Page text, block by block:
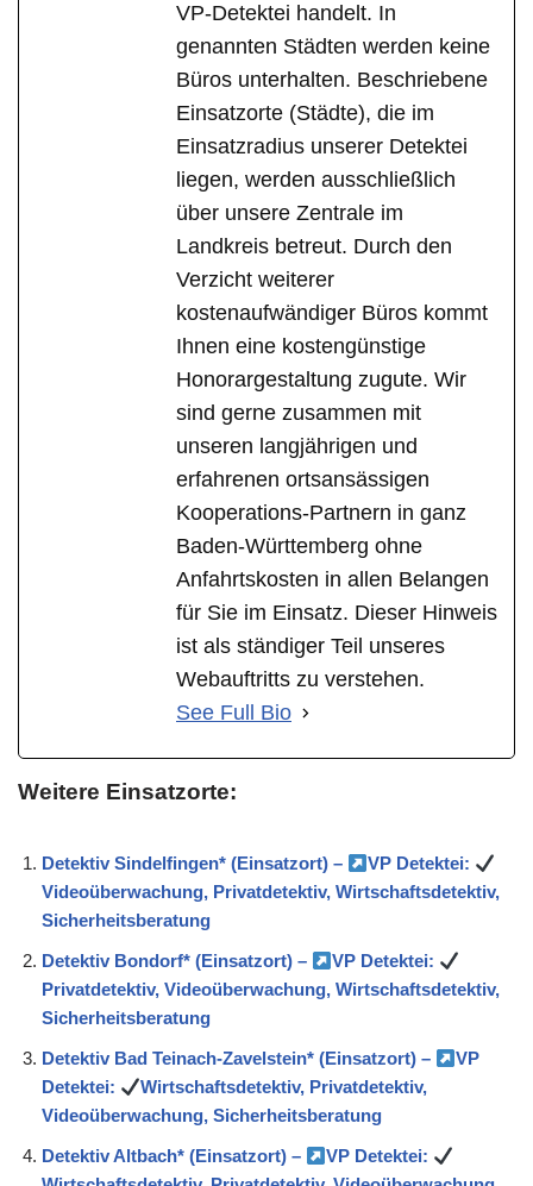
VP-Detektei handelt. In
genannten Städten werden keine
Büros unterhalten. Beschriebene
Einsatzorte (Städte), die im
Einsatzradius unserer Detektei
liegen, werden ausschließlich
über unsere Zentrale im
Landkreis betreut. Durch den
Verzicht weiterer
kostenaufwändiger Büros kommt
Ihnen eine kostengünstige
Honorargestaltung zugute. Wir
sind gerne zusammen mit
unseren langjährigen und
erfahrenen ortsansässigen
Kooperations-Partnern in ganz
Baden-Württemberg ohne
Anfahrtskosten in allen Belangen
für Sie im Einsatz. Dieser Hinweis
ist als ständiger Teil unseres
Webauftritts zu verstehen.
See Full Bio
Weitere Einsatzorte:
Detektiv Sindelfingen* (Einsatzort) –
VP Detektei:
Videoüberwachung, Privatdetektiv, Wirtschaftsdetektiv,
Sicherheitsberatung
Detektiv Bondorf* (Einsatzort) –
VP Detektei:
Privatdetektiv, Videoüberwachung, Wirtschaftsdetektiv,
Sicherheitsberatung
Detektiv Bad Teinach-Zavelstein* (Einsatzort) –
VP
Detektei:
Wirtschaftsdetektiv, Privatdetektiv,
Videoüberwachung, Sicherheitsberatung
Detektiv Altbach* (Einsatzort) –
VP Detektei: